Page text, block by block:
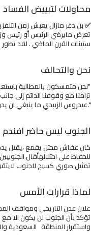
محاولات لتبييض الفساد
✅ بن دغر مازال يعيش زمن
تعرض مايرضي الرئيس أو رئيس
ستينات القرن الماضي . لقد تطور
نحن والتحالف
"نحن متمسكون بالمطالبة
تزامنا مع وقوفنا الدائم إلى
".عيدروس الزبيدي ما ينبغي ان
الجنوب ليس حاضر افندم
كان عفاش محتل يقمع ،يقتل
للحفاظ على احتلالهأقال
تمثيل صوري كسيح للجنوب
لماذا قرارات الأمس
علان عدن التاريخي ومواقف
تؤكد بأن الجنوب لن يكون الا
واستقرار المنطقة السعودية